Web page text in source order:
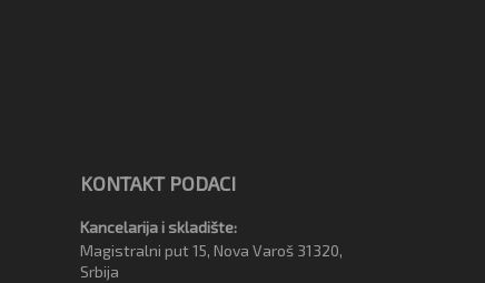
KONTAKT PODACI
Kancelarija i skladište:
Magistralni put 15, Nova Varoš 31320,
Srbija